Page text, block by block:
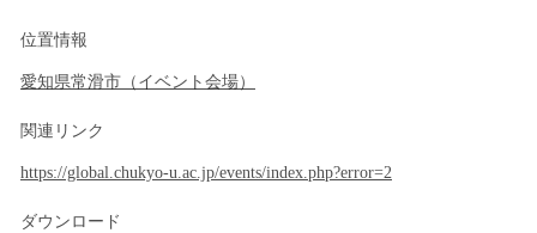
位置情報
愛知県常滑市 （ イベント会場）
関連リンク
https://global.chukyo-u.ac.jp/events/index.php?error=2
ダウンロード